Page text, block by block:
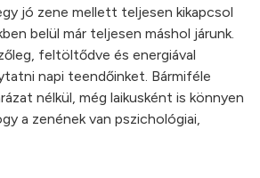
jó zene mellett teljesen kikapcsol
belül már teljesen máshol járunk.
feltöltődve és energiával
napi teendőinket. Bármiféle
nélkül, még laikusként is könnyen
a zenének van pszichológiai,